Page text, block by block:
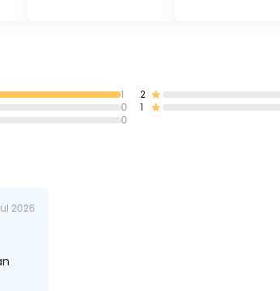
1
0
0
2
1
2026